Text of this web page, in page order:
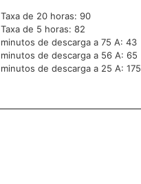
Taxa de 20 horas: 90
Taxa de 5 horas: 82
minutos de descarga a 75 A: 43
minutos de descarga a 56 A: 65
minutos de descarga a 25 A: 175